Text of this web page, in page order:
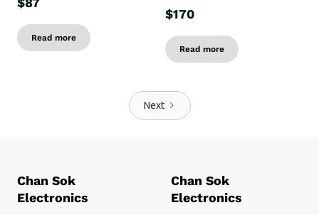
Read more
$170
Read more
Next
Chan Sok
Electronics
Chan Sok
Electronics